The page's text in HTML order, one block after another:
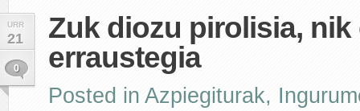
URR
21
0
Zuk diozu pirolisia, nik
erraustegia
Posted in Azpiegiturak,